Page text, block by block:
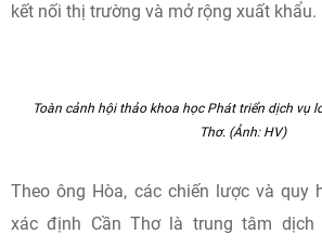
kết nối thị trường và mở rộng xuất khẩu.